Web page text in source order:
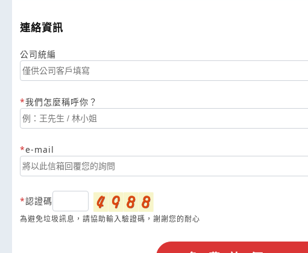
連絡資訊
公司統編
我們怎麼稱呼你？
e-mail
認證碼
為避免垃圾訊息，請協助輸入驗證碼，謝謝您的耐心